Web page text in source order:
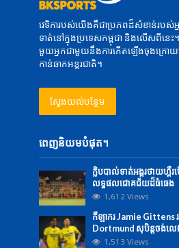
វេទិការបស់យើងគឺជាប្រភពដ៏សំខាន់របស់
ទាត់នៅក្នុងប្រទេសកម្ពុជា និងលើសពីនេះ
មួយអ្នកជាមួយនឹងការកើតឡើងចុងក្រ
កាន់ឆាកអន្តរជាតិ។
ស្វែងយល់បន្ថែម
ពេញនិយមបំផុត។
ក្លិបបាល់ទាត់អង្គរថាយហ្គឺរ
លទ្ធផលជោគជ័យដ៏ធំធេង
1,612 Views
កីឡាករ Jamie Gittens
Dortmund សុបិន្តចង់លេ
1,513 Views